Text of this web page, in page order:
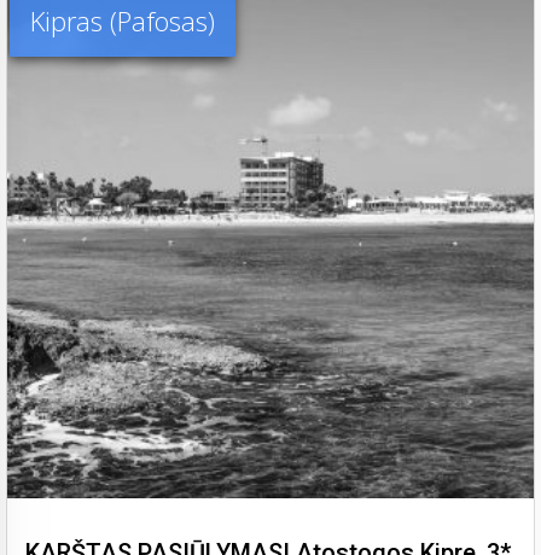
Kipras (Pafosas)